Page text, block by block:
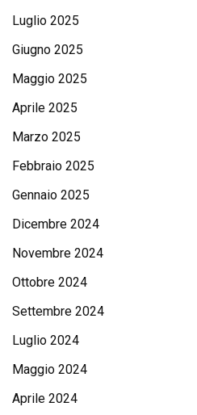
Luglio 2025
Giugno 2025
Maggio 2025
Aprile 2025
Marzo 2025
Febbraio 2025
Gennaio 2025
Dicembre 2024
Novembre 2024
Ottobre 2024
Settembre 2024
Luglio 2024
Maggio 2024
Aprile 2024